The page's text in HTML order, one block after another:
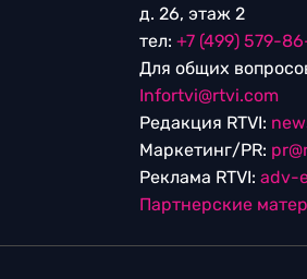
д. 26, этаж 2
тел: +7 (499) 579-
Для общих
Infortvi@rtvi.com
Редакция RTVI:
Маркетинг/PR:
Реклама RTVI: adv-
Партнерские